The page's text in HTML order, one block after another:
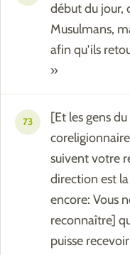
début du jour,
Musulmans,
afin qu'ils
»
73
[Et les gens
suivent votre
direction est
encore: Vous
reconnaître]
puisse